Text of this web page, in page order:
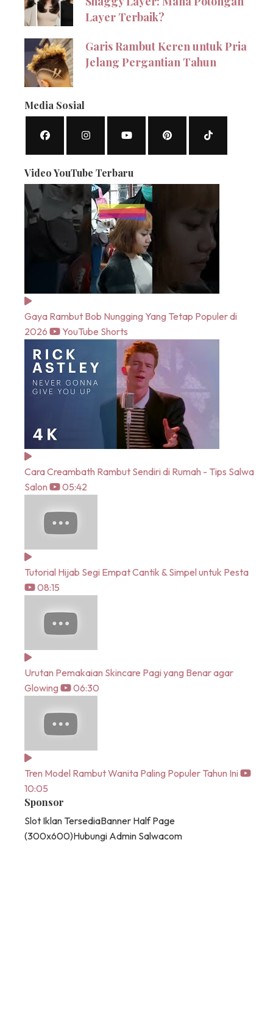
Layer Terbaik?
Garis Rambut Keren untuk Pria
Jelang Pergantian Tahun
Media Sosial
Video YouTube Terbaru
Gaya Rambut Bob Nungging Yang Tetap Populer di
2026
YouTube Shorts
Cara Creambath Rambut Sendiri di Rumah - Tips Salwa
Salon
05:42
Tutorial Hijab Segi Empat Cantik & Simpel untuk Pesta
08:15
Urutan Pemakaian Skincare Pagi yang Benar agar
Glowing
06:30
Tren Model Rambut Wanita Paling Populer Tahun Ini
10:05
Sponsor
Slot Iklan TersediaBanner Half Page
(300x600)Hubungi Admin Salwacom